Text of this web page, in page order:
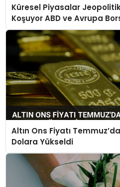
Küresel Piyasalar
Koşuyor ABD ve Avrupa
Altın Ons Fiyatı
Dolara Yükseldi